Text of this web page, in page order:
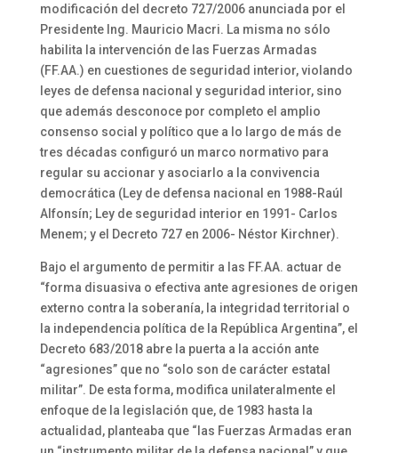
modificación del decreto 727/2006 anunciada por el
Presidente Ing. Mauricio Macri. La misma no sólo
habilita la intervención de las Fuerzas Armadas
(FF.AA.) en cuestiones de seguridad interior, violando
leyes de defensa nacional y seguridad interior, sino
que además desconoce por completo el amplio
consenso social y político que a lo largo de más de
tres décadas configuró un marco normativo para
regular su accionar y asociarlo a la convivencia
democrática (Ley de defensa nacional en 1988-Raúl
Alfonsín; Ley de seguridad interior en 1991- Carlos
Menem; y el Decreto 727 en 2006- Néstor Kirchner).
Bajo el argumento de permitir a las FF.AA. actuar de
“forma disuasiva o efectiva ante agresiones de origen
externo contra la soberanía, la integridad territorial o
la independencia política de la República Argentina”, el
Decreto 683/2018 abre la puerta a la acción ante
“agresiones” que no “solo son de carácter estatal
militar”. De esta forma, modifica unilateralmente el
enfoque de la legislación que, de 1983 hasta la
actualidad, planteaba que “las Fuerzas Armadas eran